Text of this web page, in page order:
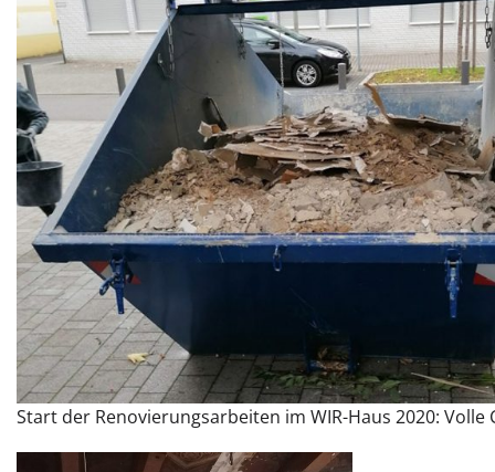
Start der Renovierungsarbeiten im WIR-Haus 2020: Volle